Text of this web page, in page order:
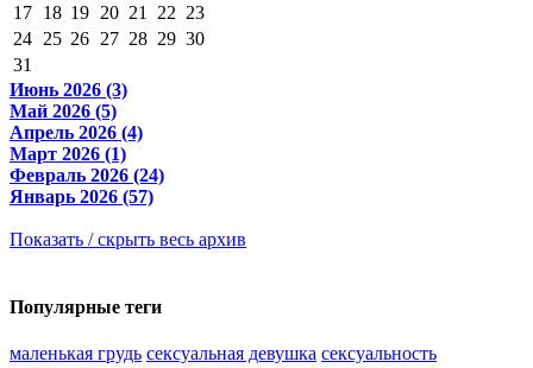
17 18 19 20 21 22 23
24 25 26 27 28 29 30
31
Июнь 2026 (3)
Май 2026 (5)
Апрель 2026 (4)
Март 2026 (1)
Февраль 2026 (24)
Январь 2026 (57)
Показать / скрыть весь архив
Популярные теги
маленькая грудь сексуальная девушка сексуальность